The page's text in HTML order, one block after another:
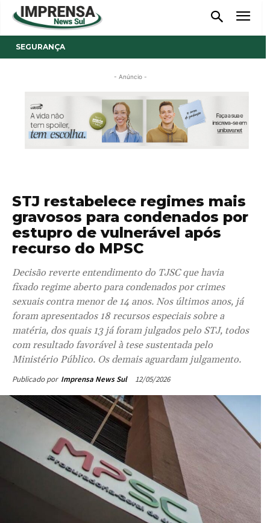
SEGURANÇA
- Anúncio -
STJ restabelece regimes mais
gravosos para condenados por
estupro de vulnerável após
recurso do MPSC
Decisão reverte entendimento do TJSC que havia
fixado regime aberto para condenados por crimes
sexuais contra menor de 14 anos. Nos últimos anos, já
foram apresentados 18 recursos especiais sobre a
matéria, dos quais 13 já foram julgados pelo STJ, todos
com resultado favorável à tese sustentada pelo
Ministério Público. Os demais aguardam julgamento.
Publicado por Imprensa News Sul 12/05/2026